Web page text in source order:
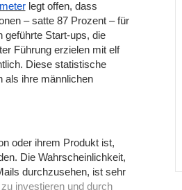
legt offen, dass
– satte 87 Prozent – für
geführte Start-ups, die
Führung erzielen mit elf
Diese statistische
als ihre männlichen
oder ihrem Produkt ist,
Die Wahrscheinlichkeit,
durchzusehen, ist sehr
investieren und durch